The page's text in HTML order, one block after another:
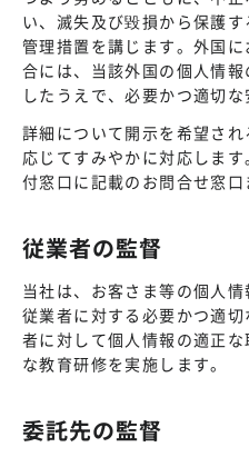
い、滅失及び毀損から保護
管理措置を講じます。外国
合には、当該外国の個人情
したうえで、必要かつ適切
詳細について開示を希望さ
応じてすみやかに対応しま
付窓口に記載のお問合せ窓口
従業者の監督
当社は、お客さま等の個人
従業者に対する必要かつ適
者に対して個人情報の適正
な教育研修を実施します。
委託先の監督